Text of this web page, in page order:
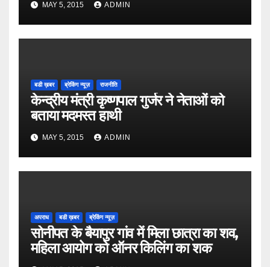
MAY 5, 2015 ADMIN
बडी ख़बर ब्रेकिंग न्यूज़ राजनीति
केन्द्रीय मंत्री कृष्णपाल गुर्जर ने नेताओं को
बताया मदमस्त हाथी
MAY 5, 2015 ADMIN
अपराध बडी ख़बर ब्रेकिंग न्यूज़
सोनीपत के बैयापुर गांव में मिला छात्रा का शव,
महिला आयोग को ऑनर किलिंग का शक